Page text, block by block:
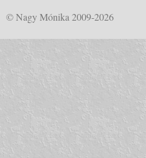
© Nagy Mónika 2009-2026